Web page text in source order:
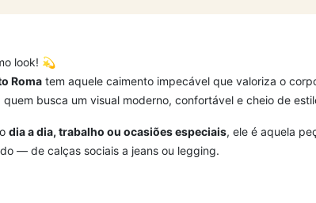
look! 💫
Roma tem aquele caimento impecável que valoriza o
busca um visual moderno, confortável e cheio de
dia a dia, trabalho ou ocasiões especiais, ele é aquela
— de calças sociais a jeans ou legging.